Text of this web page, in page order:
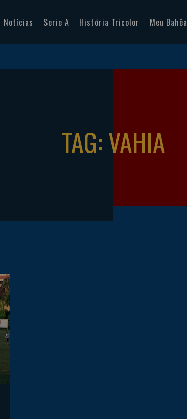
Notícias Serie A História Tricolor Meu Bahêa
TAG: VAHIA